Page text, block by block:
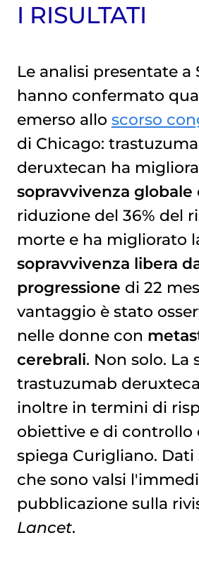
I RISULTATI
Le analisi presentate a
hanno confermato
emerso allo scorso
di Chicago:
deruxtecan ha
sopravvivenza globale
riduzione del 36% del
morte e ha migliorato
sopravvivenza libera
progressione di 22
vantaggio è stato
nelle donne con
cerebrali. Non solo. La
trastuzumab
inoltre in termini di
obiettive e di controllo
spiega Curigliano.
che sono valsi
pubblicazione sulla
Lancet.